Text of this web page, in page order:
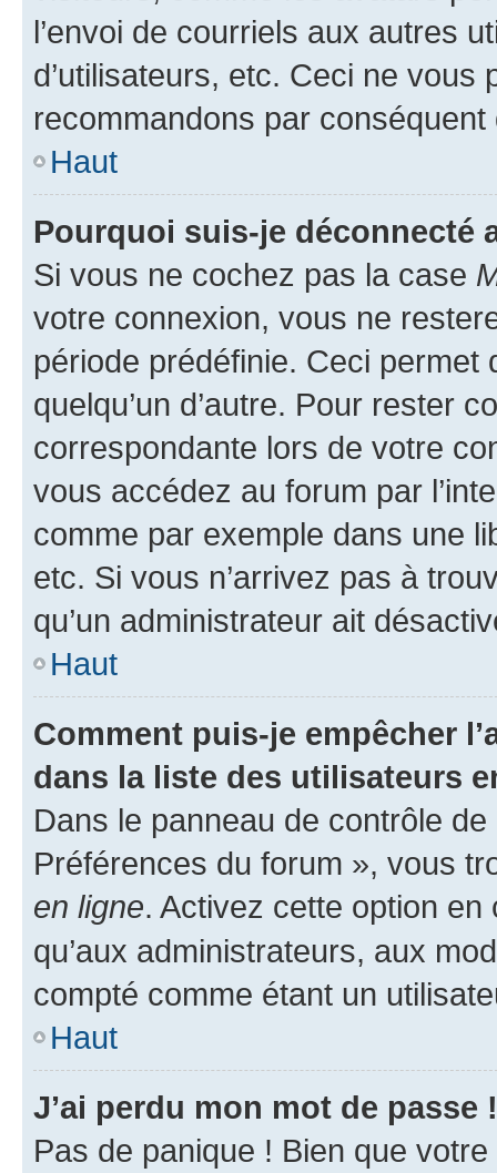
l’envoi de courriels aux autres
d’utilisateurs, etc. Ceci ne vous
recommandons par conséquent
Haut
Pourquoi suis-je déconnecté
Si vous ne cochez pas la case
votre connexion, vous ne
période prédéfinie. Ceci permet
quelqu’un d’autre. Pour rester
correspondante lors de votre
vous accédez au forum par
comme par exemple dans une
etc. Si vous n’arrivez pas à
qu’un administrateur ait
Haut
Comment puis-je empêcher
dans la liste des utilisateurs
Dans le panneau de contrôle
Préférences du forum », vous
en ligne. Activez cette option
qu’aux administrateurs, aux
compté comme étant un
Haut
J’ai perdu mon mot de passe !
Pas de panique ! Bien que